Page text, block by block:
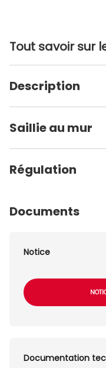
Tout savoir sur
Description
Saillie au mur
Régulation
Documents
Notice
Documentation